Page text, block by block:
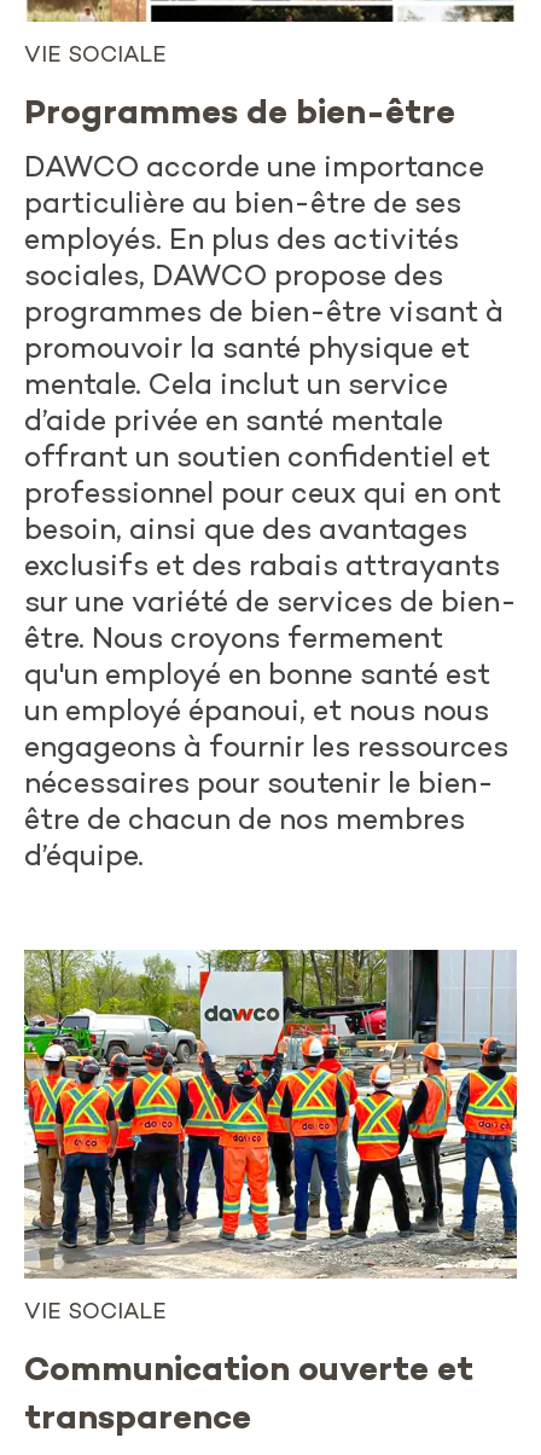
VIE SOCIALE
Programmes de bien-être
DAWCO accorde une importance
particulière au bien-être de ses
employés. En plus des activités
sociales, DAWCO propose des
programmes de bien-être visant à
promouvoir la santé physique et
mentale. Cela inclut un service
d’aide privée en santé mentale
offrant un soutien confidentiel et
professionnel pour ceux qui en ont
besoin, ainsi que des avantages
exclusifs et des rabais attrayants
sur une variété de services de bien-
être. Nous croyons fermement
qu'un employé en bonne santé est
un employé épanoui, et nous nous
engageons à fournir les ressources
nécessaires pour soutenir le bien-
être de chacun de nos membres
d’équipe.
VIE SOCIALE
Communication ouverte et
transparence